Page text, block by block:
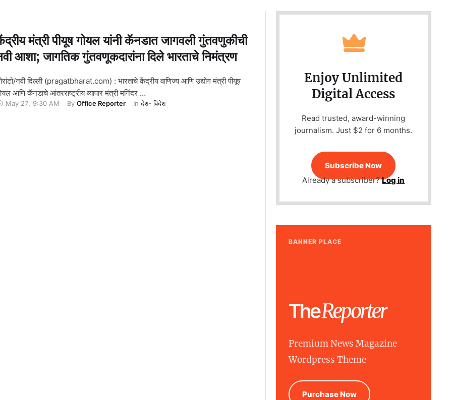
मंत्री पीयूष गोयल यांनी कॅनडात जागवली गुंतवणुकीची
आशा; जागतिक गुंतवणूकदारांना दिले भारताचे निमंत्रण
नवी दिल्ली (pragatbharat.com) : भारताचे केंद्रीय वाणिज्य आणि उद्योग मंत्री पीयूष
आणि कॅनडाचे आंतरराष्ट्रीय व्यापार मंत्री मनिंदर …
May 27, 9:30 AM By Office Reporter In देश- विदेश
Enjoy Unlimited
Digital Access
Read trusted, award-winning
journalism. Just $2 for 6 months.
Subscribe Now
Already a subscriber?Log in
BANNER PLACE
Premium News Magazine
Wordpress Theme
Purchase Now